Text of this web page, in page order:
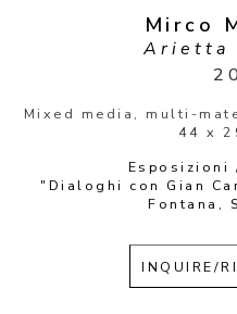
Mirco
Arietta
Mixed media, multi-
44 x
Esposizioni
"Dialoghi con Gian
Fontana,
INQUIRE/